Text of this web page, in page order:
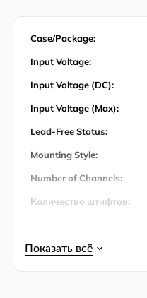
Case/Package:
Input Voltage:
Input Voltage (DC):
Input Voltage (Max):
Lead-Free Status:
Mounting Style:
Number of Channels:
Количество штифтов:
Operating Temperature: